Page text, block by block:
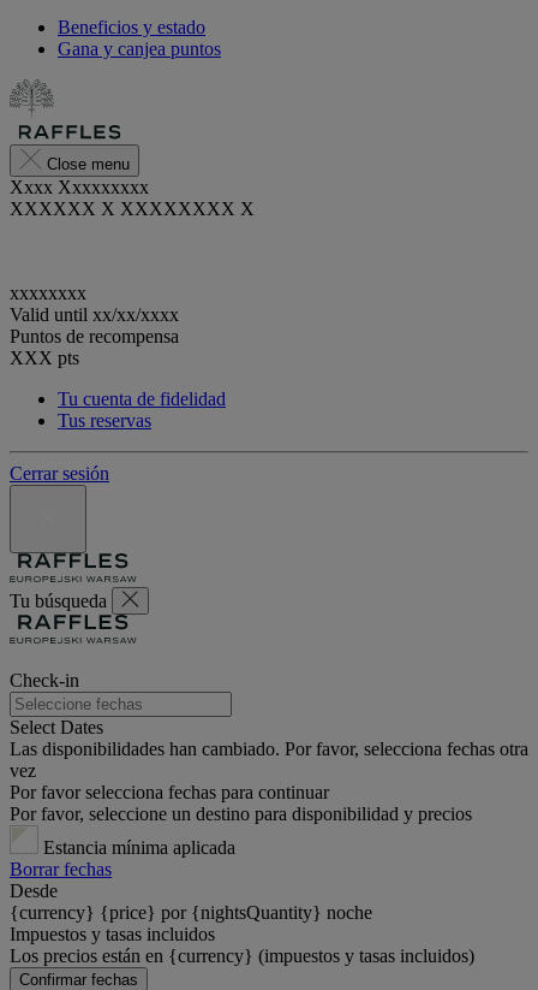
Beneficios y estado
Gana y canjea puntos
Close menu
Xxxx Xxxxxxxxx
XXXXXX X XXXXXXXX X
xxxxxxxx
Valid until xx/xx/xxxx
Puntos de recompensa
XXX pts
Tu cuenta de fidelidad
Tus reservas
Cerrar sesión
Tu búsqueda
Check-in
Select Dates
Las disponibilidades han cambiado. Por favor, selecciona fechas otra
vez
Por favor selecciona fechas para continuar
Por favor, seleccione un destino para disponibilidad y precios
Estancia mínima aplicada
Borrar fechas
Desde
{currency} {price} por {nightsQuantity} noche
Impuestos y tasas incluidos
Los precios están en {currency} (impuestos y tasas incluidos)
Confirmar fechas